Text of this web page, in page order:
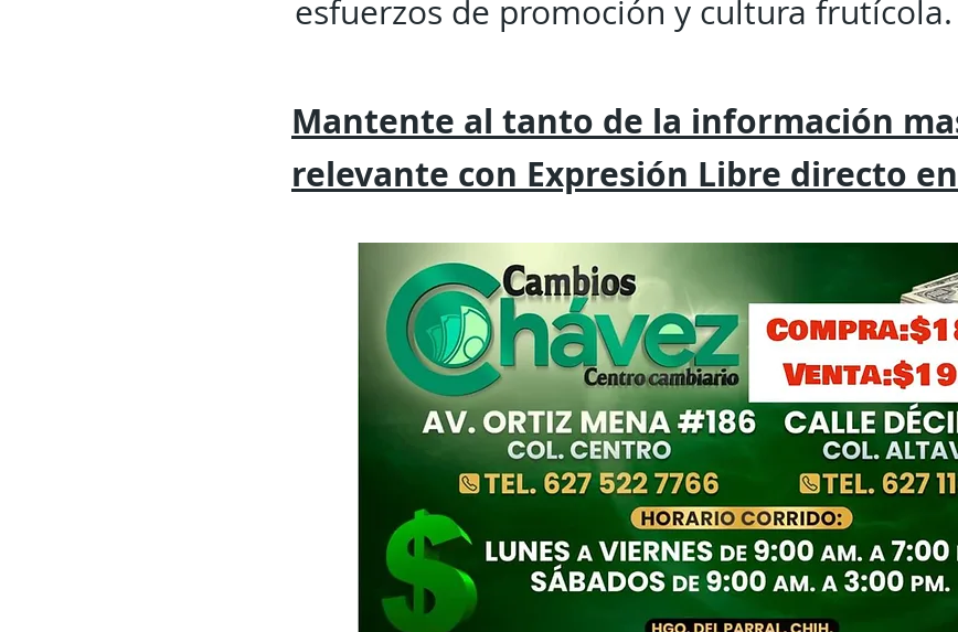
esfuerzos de promoción y cultura frutícola.
Mantente al tanto de la información
relevante con Expresión Libre directo